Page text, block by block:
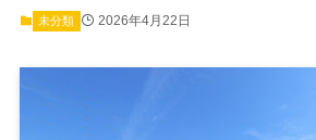
未分類 2026年4月22日